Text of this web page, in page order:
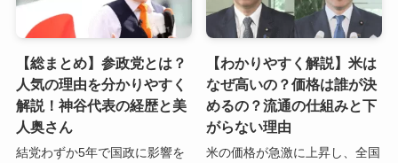
【総まとめ】参政党とは？
人気の理由を分かりやすく
解説！神谷代表の経歴と美
人奥さん
結党わずか5年で国政に影響を
【わかりやすく解説】米は
なぜ高いの？価格は誰が決
めるの？流通の仕組みと下
がらない理由
米の価格が急激に上昇し、全国